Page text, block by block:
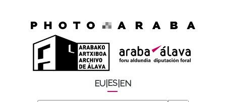
EU ES EN